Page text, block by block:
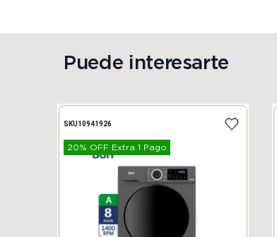
Puede interesarte
SKU10941926
20% OFF Extra 1 Pago